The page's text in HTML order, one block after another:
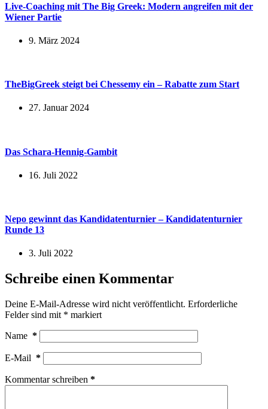
Live-Coaching mit The Big Greek: Modern angreifen mit der
Wiener Partie
9. März 2024
TheBigGreek steigt bei Chessemy ein – Rabatte zum Start
27. Januar 2024
Das Schara-Hennig-Gambit
16. Juli 2022
Nepo gewinnt das Kandidatenturnier – Kandidatenturnier
Runde 13
3. Juli 2022
Schreibe einen Kommentar
Deine E-Mail-Adresse wird nicht veröffentlicht. Erforderliche
Felder sind mit * markiert
Name *
E-Mail *
Kommentar schreiben *